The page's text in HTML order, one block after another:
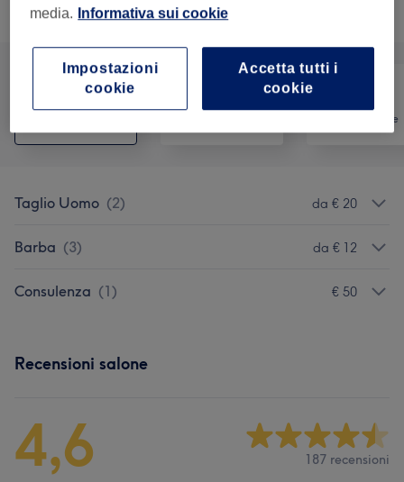
Sfoglia la lista dei servizi
Depilazione
Taglio Uomo (2) da € 20
Barba (3) da € 12
Consulenza (1) € 50
Recensioni salone
4,6 187 recensioni
media. Informativa sui cookie
Accetta tutti i
cookie
Impostazioni
cookie